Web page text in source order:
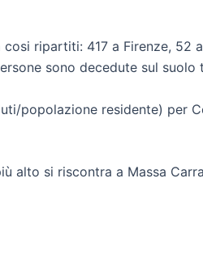
cosi ripartiti: 417 a Firenze,
sono decedute sul
popolazione residente) per
si riscontra a Massa